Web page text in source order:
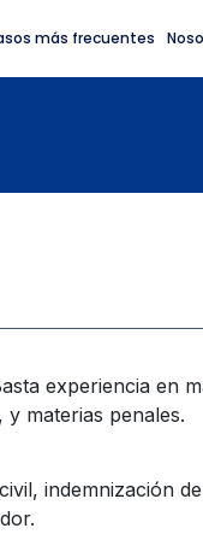
más frecuentes
experiencia en
materias penales.
indemnización